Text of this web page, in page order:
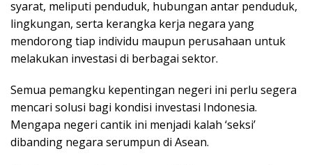
syarat, meliputi penduduk, hubungan antar penduduk,
lingkungan, serta kerangka kerja negara yang
mendorong tiap individu maupun perusahaan untuk
melakukan investasi di berbagai sektor.
Semua pemangku kepentingan negeri ini perlu segera
mencari solusi bagi kondisi investasi Indonesia.
Mengapa negeri cantik ini menjadi kalah ‘seksi’
dibanding negara serumpun di Asean.